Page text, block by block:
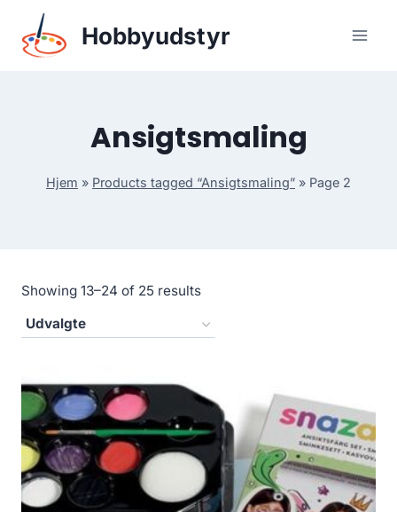
content
Hobbyudstyr
Ansigtsmaling
Hjem » Products tagged “Ansigtsmaling” » Page 2
Showing 13–24 of 25 results